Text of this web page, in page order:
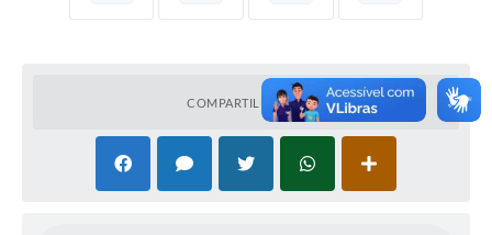
COMPARTILHAR